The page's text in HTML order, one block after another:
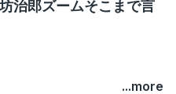
渡辺広明
治郎ズームそこまで言
...more